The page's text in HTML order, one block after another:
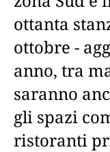
ottanta
ottobre -
anno, tra
saranno
gli spazi
ristoranti